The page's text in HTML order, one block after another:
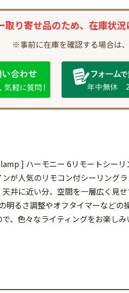
取り寄せ品のため、 在庫状況
※事前に在庫を確認する場合は、
] ハーモニー 6リモートシーリ
が人気のリモコン付シーリングラ
井に近い分、空間を一層広く見せ
るさ調整やオフタイマーなどの
、色々なライティングをお楽しみ